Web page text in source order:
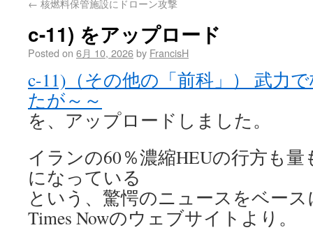
← 核燃料保管施設にドローン攻撃
c-11) をアップロード
Posted on 6月 10, 2026by FrancisH
c-11)（その他の「前科」） 武力
たが～～
を、アップロードしました。
イランの60％濃縮HEUの行方も
になっている
という、驚愕のニュースをベー
Times Nowのウェブサイトより。